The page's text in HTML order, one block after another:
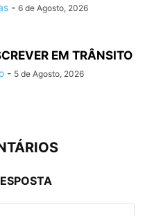
- 6 de Agosto, 2026
EM TRÂNSITO
- 5 de Agosto, 2026